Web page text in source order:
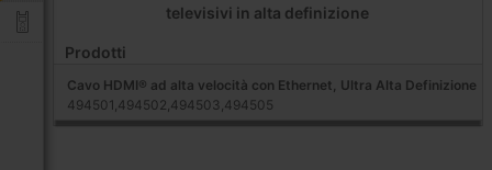
televisivi in alta definizione
Prodotti
Cavo HDMI® ad alta velocità con Ethernet, Ultra Alta Definizione
494501,494502,494503,494505